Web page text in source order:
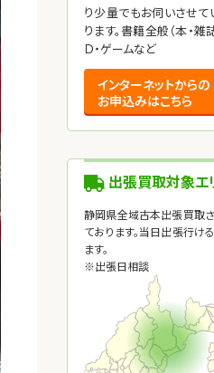
り少量でもお伺いさせて
ります。書籍全般（本・雑誌
Ｄ・ゲームなど
インターネットからの
お申込みはこちら
出張買取対象エ
静岡県全域古本出張買取
ております。当日出張行け
ます。
※出張日相談